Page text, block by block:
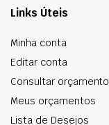
Links Úteis
Minha conta
Editar conta
Consultar orçamento
Meus orçamentos
Lista de Desejos